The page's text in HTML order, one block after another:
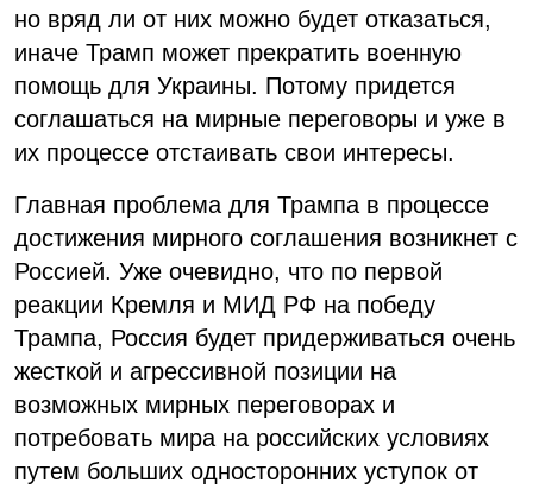
но вряд ли от них можно будет отказаться,
иначе Трамп может прекратить военную
помощь для Украины. Потому придется
соглашаться на мирные переговоры и уже в
их процессе отстаивать свои интересы.
Главная проблема для Трампа в процессе
достижения мирного соглашения возникнет с
Россией. Уже очевидно, что по первой
реакции Кремля и МИД РФ на победу
Трампа, Россия будет придерживаться очень
жесткой и агрессивной позиции на
возможных мирных переговорах и
потребовать мира на российских условиях
путем больших односторонних уступок от